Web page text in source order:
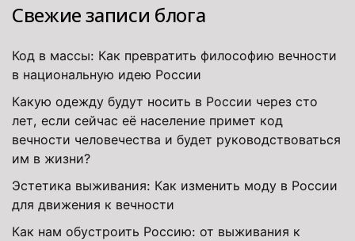
Свежие записи блога
Код в массы: Как превратить философию вечности
в национальную идею России
Какую одежду будут носить в России через сто
лет, если сейчас её население примет код
вечности человечества и будет руководствоваться
им в жизни?
Эстетика выживания: Как изменить моду в России
для движения к вечности
Как нам обустроить Россию: от выживания к